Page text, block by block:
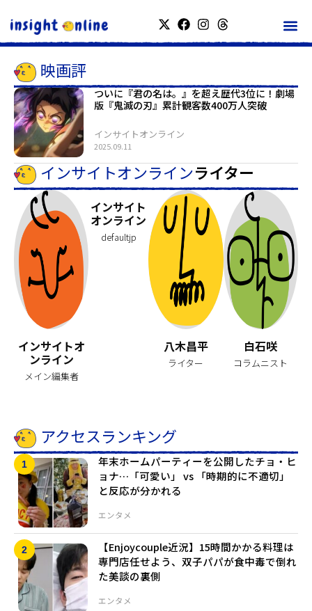
映画評
ついに『君の名は。』を超え歴代3位に！劇場
版『鬼滅の刃』累計観客数400万人突破
2025.09.11
インサイトオンライン
インサイトオンラインライター
インサイトオ
ンライン
メイン編集者
インサイト
オンライン
defaultjp
八木昌平
ライター
白石咲
コラムニスト
アクセスランキング
エンタメ
年末ホームパーティーを公開したチョ・ヒ
ョナ…「可愛い」 vs 「時期的に不適切」
と反応が分かれる
エンタメ
【Enjoycouple近況】15時間かかる料理は
専門店任せよう、双子パパが食中毒で倒れ
た美談の裏側